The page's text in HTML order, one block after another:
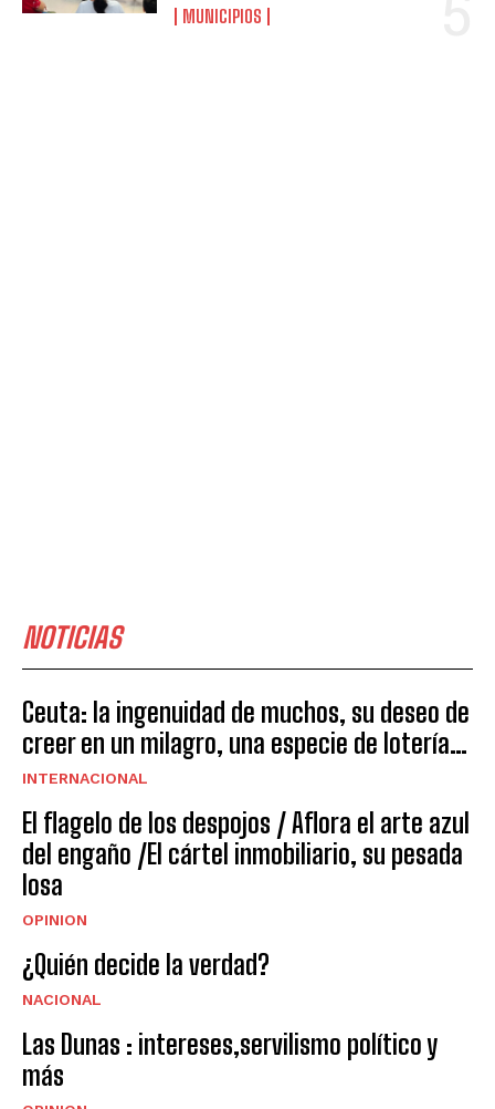
MUNICIPIOS
NOTICIAS
Ceuta: la ingenuidad de muchos, su deseo de
creer en un milagro, una especie de lotería…
INTERNACIONAL
El flagelo de los despojos / Aflora el arte azul
del engaño /El cártel inmobiliario, su pesada
losa
OPINION
¿Quién decide la verdad?
NACIONAL
Las Dunas : intereses,servilismo político y
más